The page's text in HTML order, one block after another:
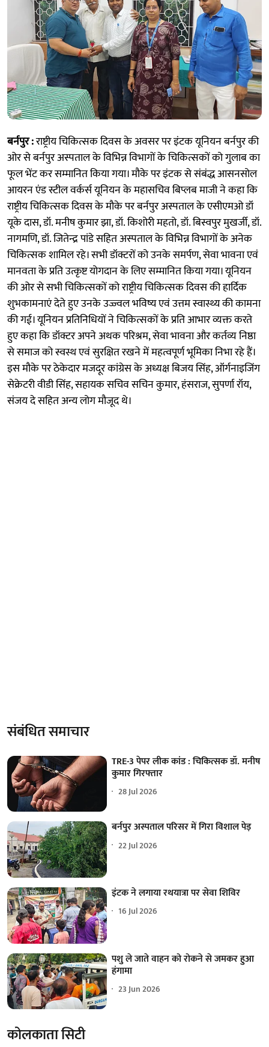
बर्नपुर :राष्ट्रीय चिकित्सक दिवस के अवसर पर इंटक यूनियन बर्नपुर की
ओर से बर्नपुर अस्पताल के विभिन्न विभागों के चिकित्सकों को गुलाब का
फूल भेंट कर सम्मानित किया गया। मौके पर इंटक से संबंद्ध आसनसोल
आयरन एंड स्टील वर्कर्स यूनियन के महासचिव बिप्लब माजी ने कहा कि
राष्ट्रीय चिकित्सक दिवस के मौके पर बर्नपुर अस्पताल के एसीएमओ डॉ
यूके दास, डॉ. मनीष कुमार झा, डॉ. किशोरी महतो, डॉ. बिस्वपुर मुखर्जी, डॉ.
नागमणि, डॉ. जितेन्द्र पांडे सहित अस्पताल के विभिन्न विभागों के अनेक
चिकित्सक शामिल रहे। सभी डॉक्टरों को उनके समर्पण, सेवा भावना एवं
मानवता के प्रति उत्कृष्ट योगदान के लिए सम्मानित किया गया। यूनियन
की ओर से सभी चिकित्सकों को राष्ट्रीय चिकित्सक दिवस की हार्दिक
शुभकामनाएं देते हुए उनके उज्ज्वल भविष्य एवं उत्तम स्वास्थ्य की कामना
की गई। यूनियन प्रतिनिधियों ने चिकित्सकों के प्रति आभार व्यक्त करते
हुए कहा कि डॉक्टर अपने अथक परिश्रम, सेवा भावना और कर्तव्य निष्ठा
से समाज को स्वस्थ एवं सुरक्षित रखने में महत्वपूर्ण भूमिका निभा रहे हैं।
इस मौके पर ठेकेदार मजदूर कांग्रेस के अध्यक्ष बिजय सिंह, ऑर्गनाइजिंग
सेक्रेटरी वीडी सिंह, सहायक सचिव सचिन कुमार, हंसराज, सुपर्णा रॉय,
संजय दे सहित अन्य लोग मौजूद थे।
संबंधित समाचार
TRE-3 पेपर लीक कांड : चिकित्सक डॉ. मनीष
कुमार गिरफ्तार
28 Jul 2026
बर्नपुर अस्पताल परिसर में गिरा विशाल पेड़
22 Jul 2026
इंटक ने लगाया रथयात्रा पर सेवा शिविर
16 Jul 2026
पशु ले जाते वाहन को रोकने से जमकर हुआ
हंगामा
23 Jun 2026
कोलकाता सिटी